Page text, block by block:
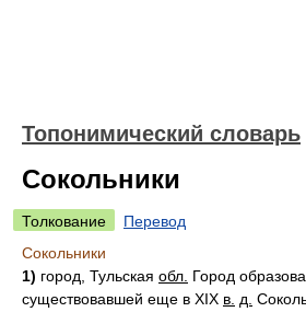
Топонимический словарь
Сокольники
Толкование
Перевод
Сокольники
1) город, Тульская обл. Город
существовавшей еще в XIX в. д.